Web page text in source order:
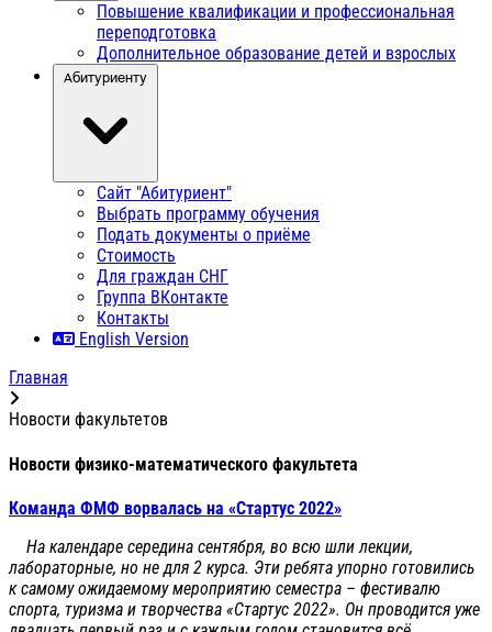
Повышение квалификации и профессиональная
переподготовка
Дополнительное образование детей и взрослых
Абитуриенту
Сайт "Абитуриент"
Выбрать программу обучения
Подать документы о приёме
Стоимость
Для граждан СНГ
Группа ВКонтакте
Контакты
English Version
Главная
Новости факультетов
Новости физико-математического факультета
Команда ФМФ ворвалась на «Стартус 2022»
На календаре середина сентября, во всю шли лекции,
лабораторные, но не для 2 курса. Эти ребята упорно готовились
к самому ожидаемому мероприятию семестра – фестивалю
спорта, туризма и творчества «Стартус 2022». Он проводится уже